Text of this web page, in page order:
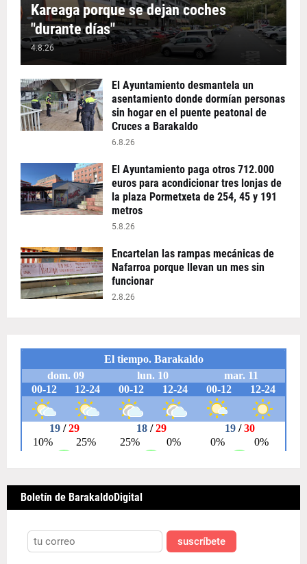
Kareaga porque se dejan coches
"durante días"
4.8.26
El Ayuntamiento desmantela un
asentamiento donde dormían personas
sin hogar en el puente peatonal de
Cruces a Barakaldo
6.8.26
El Ayuntamiento paga otros 712.000
euros para acondicionar tres lonjas de
la plaza Pormetxeta de 254, 45 y 191
metros
5.8.26
Encartelan las rampas mecánicas de
Nafarroa porque llevan un mes sin
funcionar
2.8.26
Boletín de BarakaldoDigital
suscríbete